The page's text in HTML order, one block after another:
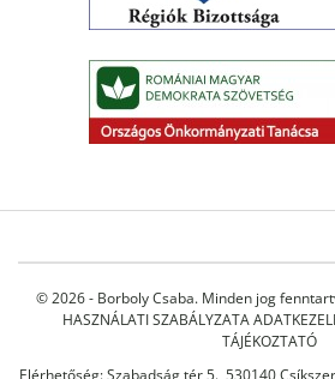
© 2026 - Borboly Csaba. Minden jog
HASZNÁLATI SZABÁLYZATA
TÁJÉKOZTATÓ
Elérhetőség: Szabadság tér 5., 530140